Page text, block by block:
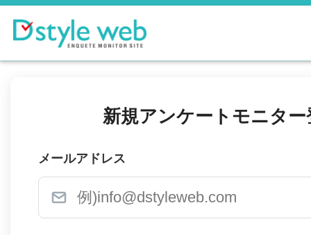
新規アンケートモニター
メールアドレス